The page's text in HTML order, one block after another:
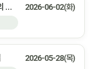
[안내] 탄소중립포인트 서비스 개인정보 제공 동의 안내 2026-06-02(화)
2026-05-28(목)